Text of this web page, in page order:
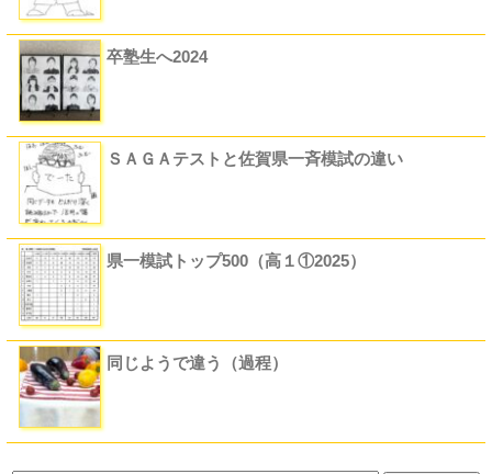
卒塾生へ2024
ＳＡＧＡテストと佐賀県一斉模試の違い
県一模試トップ500（高１①2025）
同じようで違う（過程）